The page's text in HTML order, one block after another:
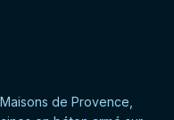
de Provence,